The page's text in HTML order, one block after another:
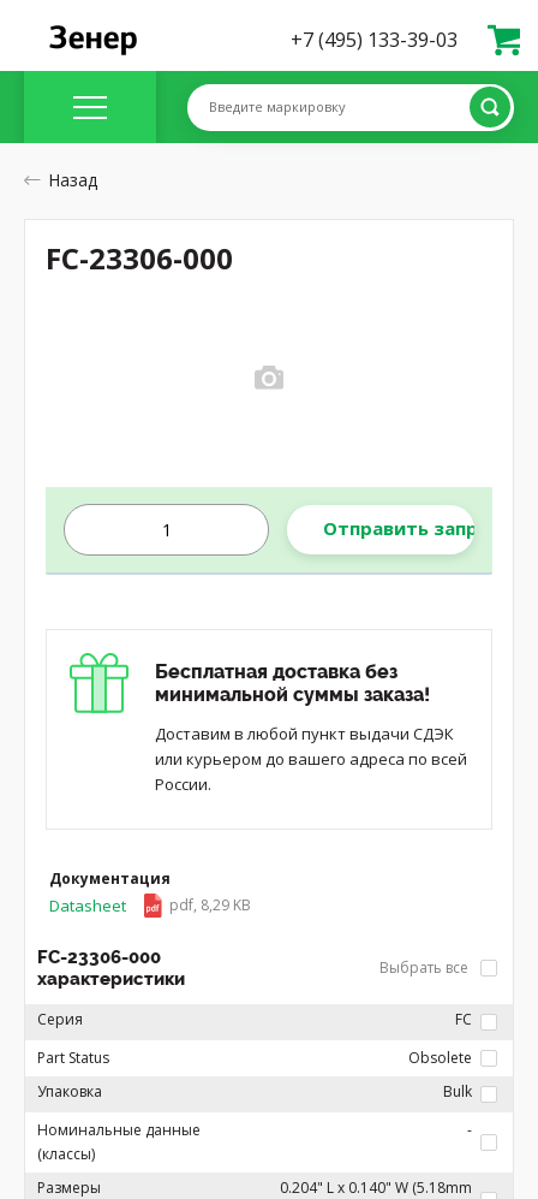
+7 (495) 133-39-03
Введите маркировку
Назад
Отправить запрос
Бесплатная доставка без
минимальной суммы заказа!
Доставим в любой пункт выдачи СДЭК
или курьером до вашего адреса по всей
России.
Документация
Datasheet pdf, 8,29 KB
FC-23306-000
характеристики
Выбрать все
Серия
FC
Part Status
Obsolete
Упаковка
Bulk
Номинальные данные
(классы)
-
Размеры
0.204" L x 0.140" W (5.18mm
FC-23306-000